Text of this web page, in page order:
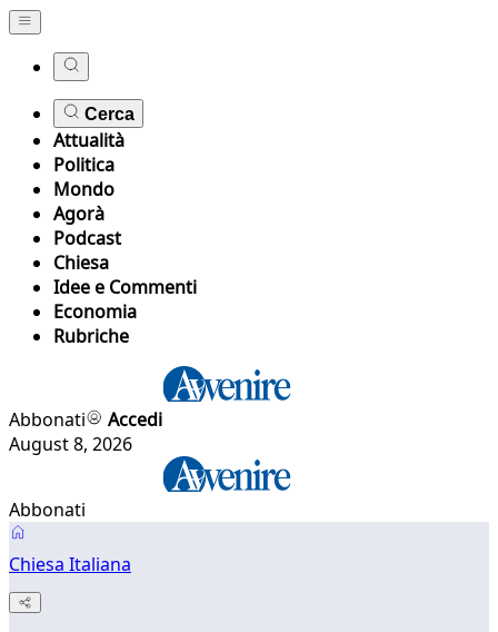
Cerca
Attualità
Politica
Mondo
Agorà
Podcast
Chiesa
Idee e Commenti
Economia
Rubriche
Abbonati
Accedi
August 8, 2026
Abbonati
Chiesa Italiana